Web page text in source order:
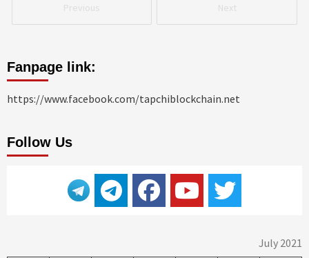
Previous Next
Fanpage link:
https://www.facebook.com/tapchiblockchain.net
Follow Us
July 2021